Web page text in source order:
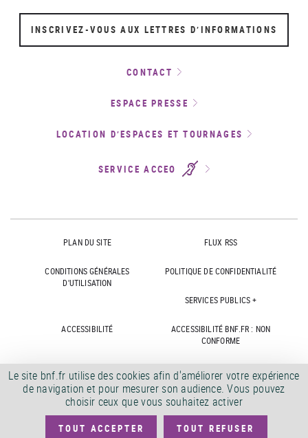
INSCRIVEZ-VOUS AUX LETTRES D’INFORMATIONS
CONTACT
ESPACE PRESSE
LOCATION D’ESPACES ET TOURNAGES
SERVICE ACCEO
PLAN DU SITE FLUX RSS
CONDITIONS GÉNÉRALES
D'UTILISATION
POLITIQUE DE CONFIDENTIALITÉ
SERVICES PUBLICS +
ACCESSIBILITÉ
ACCESSIBILITÉ BNF.FR : NON
CONFORME
MARCHÉS PUBLICS OFFRES D'EMPLOI
DÉMATÉRIALISATION FACTURES CRÉDITS
©
Le site bnf.fr utilise des cookies afin d'améliorer votre expérience
de navigation et pour mesurer son audience. Vous pouvez
choisir ceux que vous souhaitez activer
TOUT ACCEPTER TOUT REFUSER